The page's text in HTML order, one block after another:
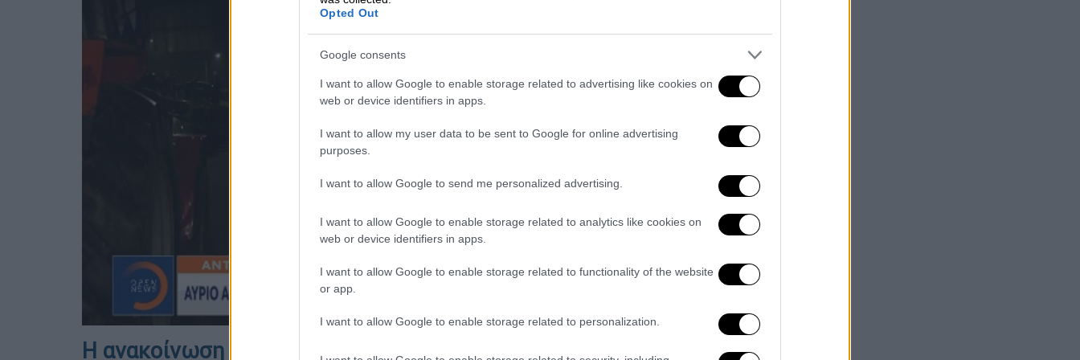
Opted Out
Google consents
I want to allow Google to enable storage related to advertising like cookies on
web or device identifiers in apps.
I want to allow my user data to be sent to Google for online advertising
purposes.
I want to allow Google to send me personalized advertising.
I want to allow Google to enable storage related to analytics like cookies on
web or device identifiers in apps.
I want to allow Google to enable storage related to functionality of the website
or app.
I want to allow Google to enable storage related to personalization.
Η ανακοίνωση